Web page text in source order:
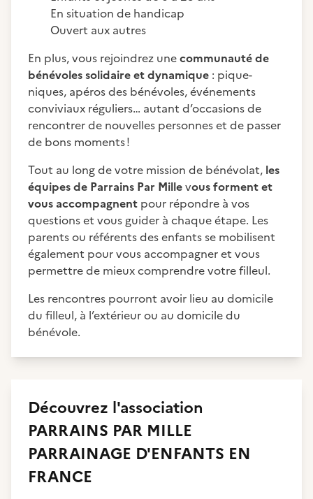
En situation de handicap
Ouvert aux autres
En plus, vous rejoindrez unecommunauté de
bénévoles solidaire et dynamique : pique-
niques, apéros des bénévoles, événements
conviviaux réguliers… autant d’occasions de
rencontrer de nouvelles personnes et de passer
de bons moments !
Tout au long de votre mission de bénévolat, les
équipes de Parrains Par Millevous forment et
vous accompagnent pour répondre à vos
questions et vous guider à chaque étape. Les
parents ou référents des enfants se mobilisent
également pour vous accompagner et vous
permettre de mieux comprendre votre filleul.
Les rencontres pourront avoir lieu au domicile
du filleul, à l’extérieur ou au domicile du
bénévole.
Découvrez l'association
PARRAINS PAR MILLE
PARRAINAGE D'ENFANTS EN
FRANCE